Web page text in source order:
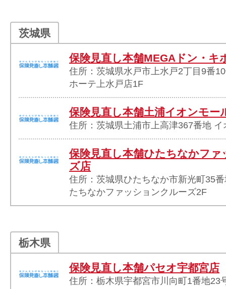
茨城県
保険見直し本舗MEGAドン・キ
住所：茨城県水戸市上水戸2丁目9番
ホーテ上水戸店1F
保険見直し本舗土浦イオンモー
住所：茨城県土浦市上高津367番地
保険見直し本舗ひたちなかファ
ズ店
住所：茨城県ひたちなか市新光町35
たちなかファッションクルーズ2F
栃木県
保険見直し本舗パセオ宇都宮店
住所：栃木県宇都宮市川向町1番地23